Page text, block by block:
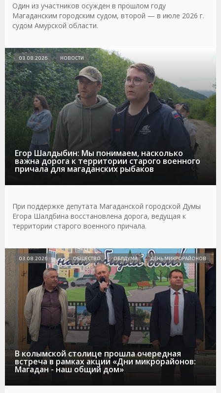
Один из участников осужден в прошлом году
Магаданским городским судом, второй — в июле 2026 г.
судом Амурской области.
Егор Шалдыбин: Мы понимаем, насколько
важна дорога к территории старого военного
причала для магаданских рыбаков
03.08.2026 НОВОСТИ
При поддержке депутата Магаданской городской Думы
Егора Шалдбина восстановлена дорога, ведущая к
территории старого военного причала.
В колымской столице прошла очередная
встреча в рамках акции «Дни микрорайонов:
Магадан - наш общий дом»
03.08.2026 ОБЩЕСТВО ОБЛДУМА ДЕНЬ МИКРОРАЙОНОВ